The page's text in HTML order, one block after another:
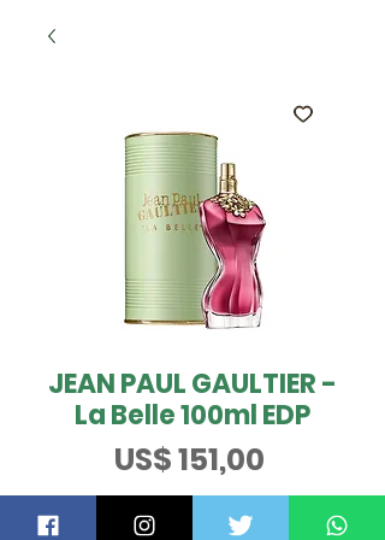
JEAN PAUL GAULTIER -
La Belle 100ml EDP
US$ 151,00
ESGOTADO